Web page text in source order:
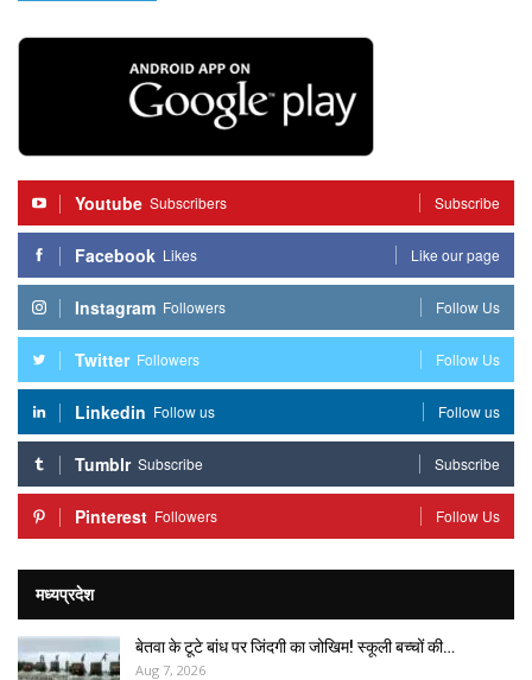
Youtube Subscribers Subscribe
Facebook Likes Like our page
Instagram Followers Follow Us
Twitter Followers Follow Us
Linkedin Follow us Follow us
Tumblr Subscribe Subscribe
Pinterest Followers Follow Us
मध्यप्रदेश
बेतवा के टूटे बांध पर जिंदगी का जोखिम! स्कूली बच्चों की…
Aug 7, 2026